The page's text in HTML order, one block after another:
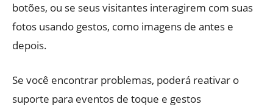
botões, ou se seus visitantes interagirem com suas
fotos usando gestos, como imagens de antes e
depois.
Se você encontrar problemas, poderá reativar o
suporte para eventos de toque e gestos